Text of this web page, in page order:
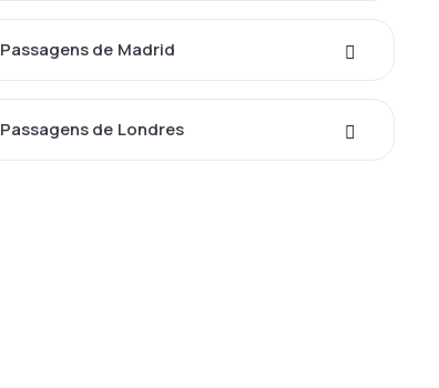
Passagens de Madrid
Passagens de Londres